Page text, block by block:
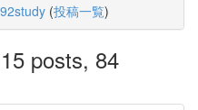
(投稿一覧)
posts, 84